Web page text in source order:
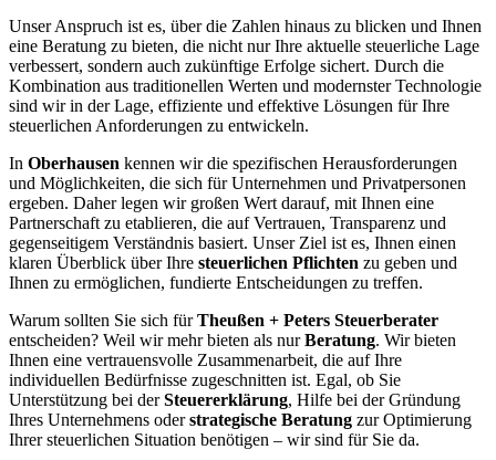
Unser Anspruch ist es, über die Zahlen hinaus zu blicken und Ihnen
eine Beratung zu bieten, die nicht nur Ihre aktuelle steuerliche Lage
verbessert, sondern auch zukünftige Erfolge sichert. Durch die
Kombination aus traditionellen Werten und modernster Technologie
sind wir in der Lage, effiziente und effektive Lösungen für Ihre
steuerlichen Anforderungen zu entwickeln.
In Oberhausen kennen wir die spezifischen Herausforderungen
und Möglichkeiten, die sich für Unternehmen und Privatpersonen
ergeben. Daher legen wir großen Wert darauf, mit Ihnen eine
Partnerschaft zu etablieren, die auf Vertrauen, Transparenz und
gegenseitigem Verständnis basiert. Unser Ziel ist es, Ihnen einen
klaren Überblick über Ihre steuerlichen Pflichten zu geben und
Ihnen zu ermöglichen, fundierte Entscheidungen zu treffen.
Warum sollten Sie sich fürTheußen + Peters Steuerberater
entscheiden? Weil wir mehr bieten als nurBeratung. Wir bieten
Ihnen eine vertrauensvolle Zusammenarbeit, die auf Ihre
individuellen Bedürfnisse zugeschnitten ist. Egal, ob Sie
Unterstützung bei derSteuererklärung, Hilfe bei der Gründung
Ihres Unternehmens oderstrategische Beratung zur Optimierung
Ihrer steuerlichen Situation benötigen – wir sind für Sie da.